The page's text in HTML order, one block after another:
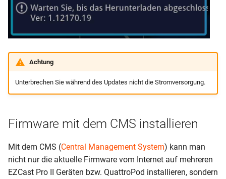
Achtung
Unterbrechen Sie während des Updates nicht die Stromversorgung.
Firmware mit dem CMS installieren
Mit dem CMS (Central Management System) kann man
nicht nur die aktuelle Firmware vom Internet auf mehreren
EZCast Pro II Geräten bzw. QuattroPod installieren, sondern